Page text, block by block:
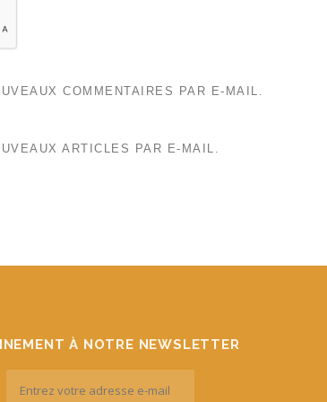
COMMENTAIRES PAR E-MAIL.
ARTICLES PAR E-MAIL.
À NOTRE NEWSLETTER